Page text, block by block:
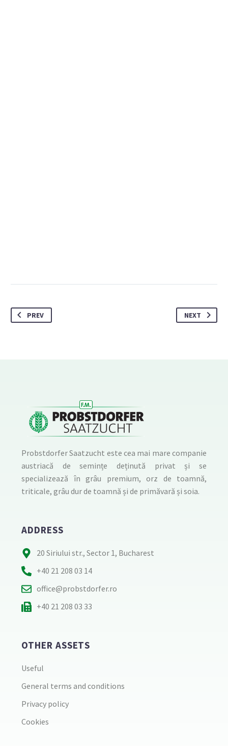
PREV NEXT
Probstdorfer Saatzucht este cea mai mare companie
austriacă de semințe deținută privat și se
specializează în grâu premium, orz de toamnă,
triticale, grâu dur de toamnă și de primăvară și soia.
ADDRESS
20 Siriului str., Sector 1, Bucharest
+40 21 208 03 14
office@probstdorfer.ro
+40 21 208 03 33
OTHER ASSETS
Useful
General terms and conditions
Privacy policy
Cookies